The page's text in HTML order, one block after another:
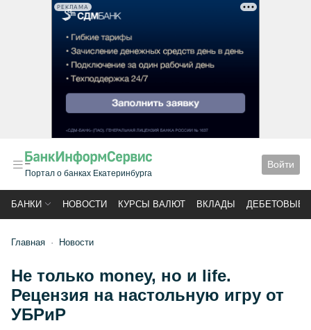
РЕКЛАМА
Портал о банках Екатеринбурга
Войти
БАНКИ НОВОСТИ КУРСЫ ВАЛЮТ ВКЛАДЫ ДЕБЕТОВЫЕ
Главная Новости
Не только money, но и life.
Рецензия на настольную игру от
УБРиР